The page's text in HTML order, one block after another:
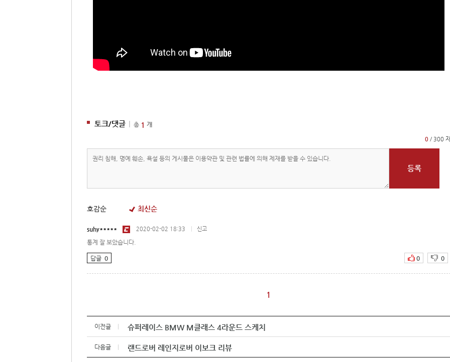
토크/댓글 | 총 1 개
0 / 300 자
등록
호감순 최신순
suhy***** 2020-02-02 18:33 신고
통계 잘 보았습니다.
답글 0 0 0
1
이전글 슈퍼레이스 BMW M클래스 4라운드 스케치
다음글 랜드로버 레인지로버 이보크 리뷰